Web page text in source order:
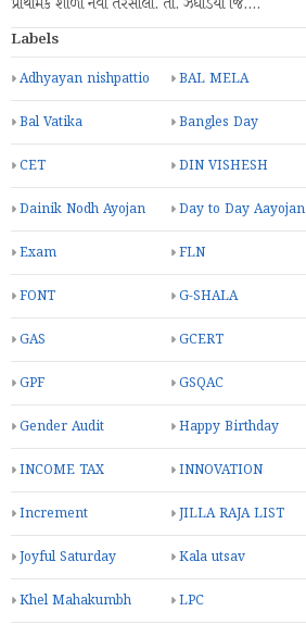
પ્રાથમિક શાળા નવી તરસાલી. તા. ઝઘડિયા જિ.…
Labels
Adhyayan nishpattio BAL MELA
Bal Vatika Bangles Day
CET DIN VISHESH
Dainik Nodh Ayojan Day to Day Aayojan
Exam FLN
FONT G-SHALA
GAS GCERT
GPF GSQAC
Gender Audit Happy Birthday
INCOME TAX INNOVATION
Increment JILLA RAJA LIST
Joyful Saturday Kala utsav
Khel Mahakumbh LPC